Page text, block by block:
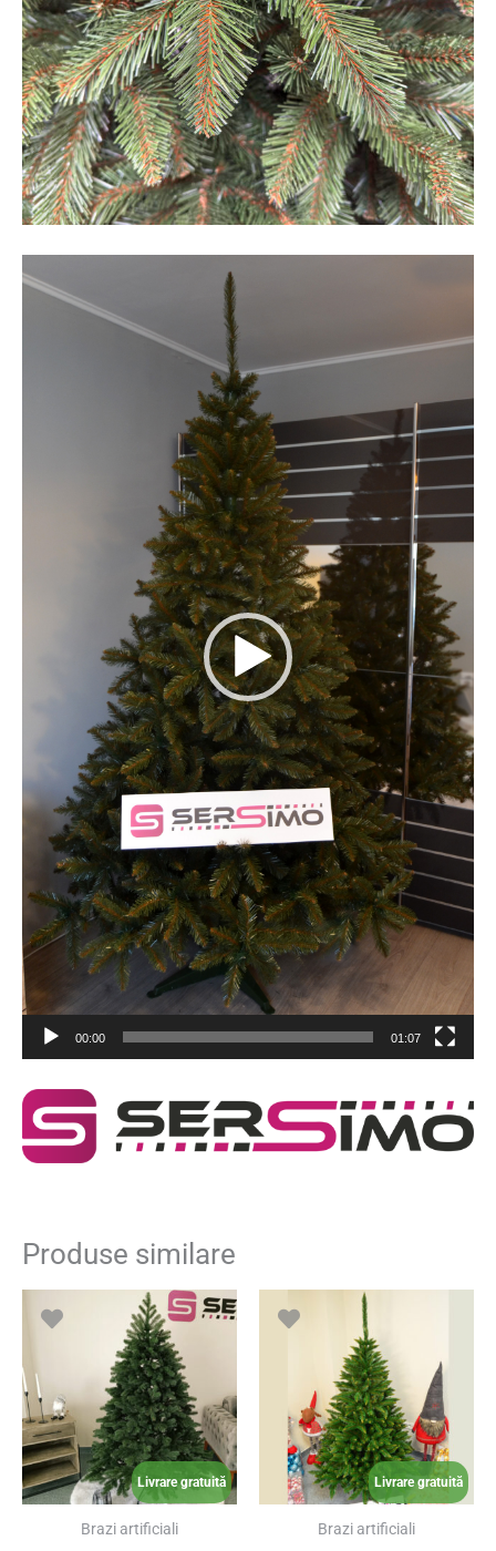
Player
video
00:00 01:07
Produse similare
Livrare gratuită
Brazi artificiali
Livrare gratuită
Brazi artificiali